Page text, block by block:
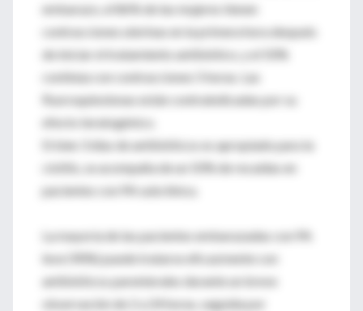
embarazo, el 86% de las mujeres tienen
contracciones uterinas en la primera hora después
de iniciar el tratamiento antibiótico, y el 50%
continúa con contracciones 5 horas. Las
fluoroquinolonas están contraindicadas por su
efecto teratogénico.
Si bien 3 días de antibióticos es apropiado para la
cistitis, se acompaña de un 50% de recaídas en
pacientes con PA subclínica.
La mayoría de las pacientes embarazadas con PA
leve (90%) puede tratarse eficazmente con
antibióticos parenterales durante un breve
observación de 2 a 24 horas, seguida por